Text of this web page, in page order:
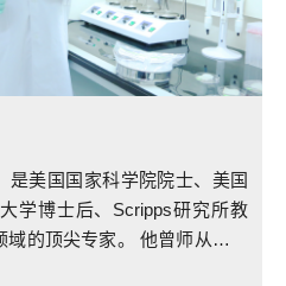
是美国国家科学院院士、美国
学博士后、Scripps研究所教
的顶尖专家。 他曾师从诺贝